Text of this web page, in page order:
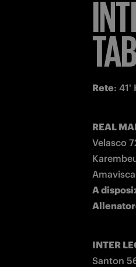
Rete: 41'
REAL
Velasco
A
INTER
Santon